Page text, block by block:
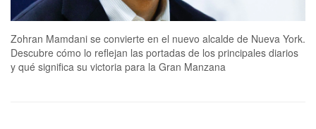
Zohran Mamdani se convierte en el nuevo alcalde de Nueva York.
Descubre cómo lo reflejan las portadas de los principales diarios
y qué significa su victoria para la Gran Manzana